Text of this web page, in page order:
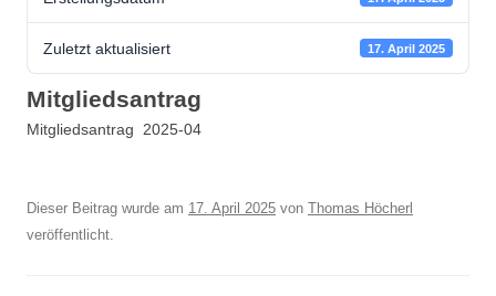
Zuletzt aktualisiert 17. April 2025
Mitgliedsantrag
Mitgliedsantrag 2025-04
Dieser Beitrag wurde am 17. April 2025 von Thomas Höcherl
veröffentlicht.